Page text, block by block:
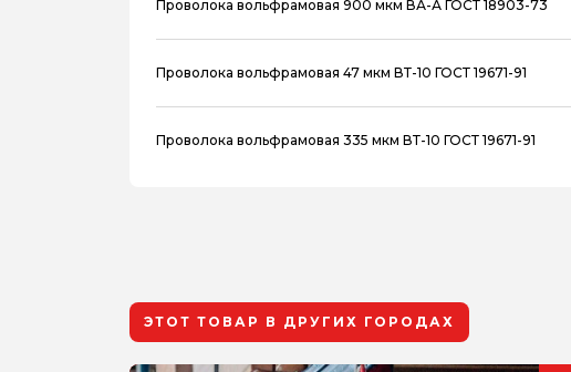
Проволока вольфрамовая 900 мкм ВА-А ГОСТ 18903-73
Проволока вольфрамовая 47 мкм ВТ-10 ГОСТ 19671-91
Проволока вольфрамовая 335 мкм ВТ-10 ГОСТ 19671-91
ЭТОТ ТОВАР В ДРУГИХ ГОРОДАХ